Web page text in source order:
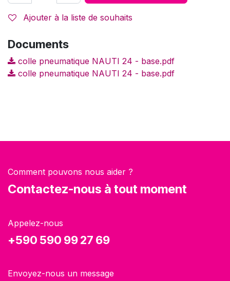
Ajouter à la liste de souhaits
Documents
colle pneumatique NAUTI 24 - base.pdf
colle pneumatique NAUTI 24 - base.pdf
Comment pouvons nous aider ?
Contactez-nous à tout moment
Appelez-nous
+590 590 99 27 69
Envoyez-nous un message